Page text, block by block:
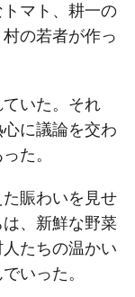
マト、耕一の
の若者が作っ
いた。それ
に議論を交わ
た。
賑わいを見せ
、新鮮な野菜
たちの温かい
いった。